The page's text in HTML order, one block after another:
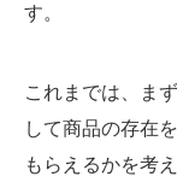
す。
これまでは、ま
して商品の存在
もらえるかを考